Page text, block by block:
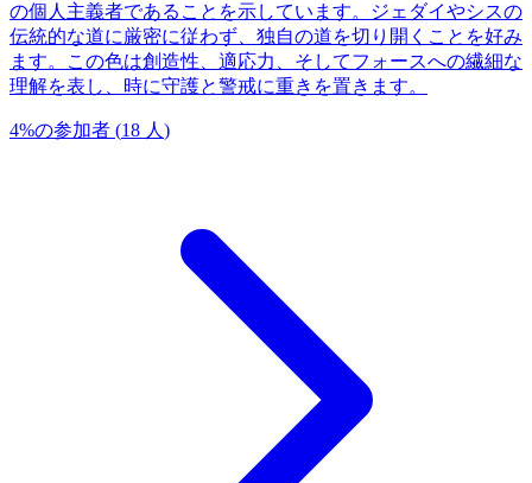
の個人主義者であることを示しています。ジェダイやシスの
伝統的な道に厳密に従わず、独自の道を切り開くことを好み
ます。この色は創造性、適応力、そしてフォースへの繊細な
理解を表し、時に守護と警戒に重きを置きます。
4%の参加者 (18 人 )